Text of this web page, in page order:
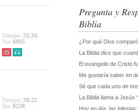
Tiempo. 35:34
Ver. 6865
Tiempo. 38:22
Ver. 8238